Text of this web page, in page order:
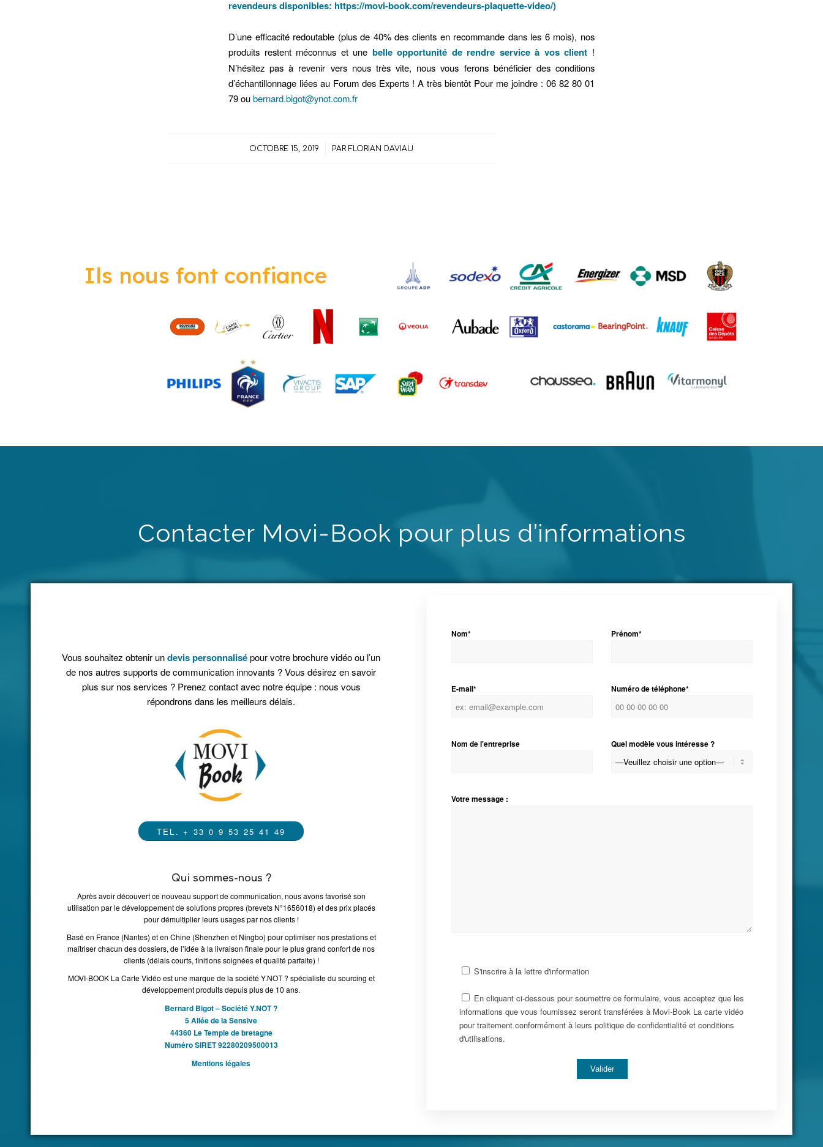
revendeurs disponibles: https://movi-book.com/revendeurs-plaquette-video/)
D’une efficacité redoutable (plus de 40% des clients en recommande dans les 6 mois), nos
produits restent méconnus et une belle opportunité de rendre service à vos client !
N’hésitez pas à revenir vers nous très vite, nous vous ferons bénéficier des conditions
d’échantillonnage liées au Forum des Experts ! A très bientôt Pour me joindre : 06 82 80 01
79 oubernard.bigot@ynot.com.fr
OCTOBRE 15, 2019
/ PARFLORIAN DAVIAU
Ils nous font confiance
Contacter Movi-Book pour plus d’informations
Vous souhaitez obtenir undevis personnalisépour votre brochure vidéo ou l’un
de nos autres supports de communication innovants ? Vous désirez en savoir
plus sur nos services ? Prenez contact avec notre équipe : nous vous
répondrons dans les meilleurs délais.
TEL. + 33 0 9 53 25 41 49
Qui sommes-nous ?
Après avoir découvert ce nouveau support de communication, nous avons favorisé son
utilisation par le développement de solutions propres (brevets N°1656018) et des prix placés
pour démultiplier leurs usages par nos clients !
Basé en France (Nantes) et en Chine (Shenzhen et Ningbo) pour optimiser nos prestations et
maîtriser chacun des dossiers, de l’idée à la livraison finale pour le plus grand confort de nos
clients (délais courts, finitions soignées et qualité parfaite) !
MOVI-BOOK La Carte Vidéo est une marque de la société Y.NOT ? spécialiste du sourcing et
développement produits depuis plus de 10 ans.
Bernard Bigot – Société Y.NOT ?
5 Allée de la Sensive
44360 Le Temple de bretagne
Numéro SIRET 92280209500013
Mentions légales
Nom* Prénom*
E-mail* Numéro de téléphone*
Nom de l'entreprise Quel modèle vous intéresse ?
Votre message :
S'inscrire à la lettre d'information
En cliquant ci-dessous pour soumettre ce formulaire, vous acceptez que les
informations que vous fournissez seront transférées à Movi-Book La carte vidéo
pour traitement conformément à leurs politique de confidentialité et conditions
d'utilisations.